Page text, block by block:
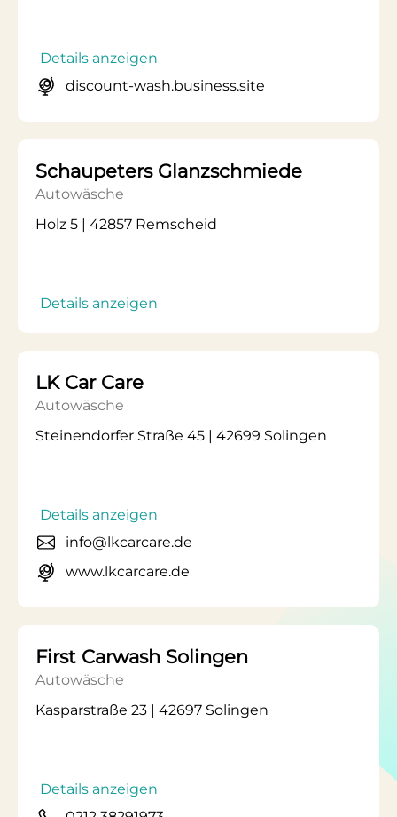
Details anzeigen
discount-wash.business.site
Schaupeters Glanzschmiede
Autowäsche
Holz 5 | 42857 Remscheid
Details anzeigen
LK Car Care
Autowäsche
Steinendorfer Straße 45 | 42699 Solingen
Details anzeigen
info@lkcarcare.de
www.lkcarcare.de
First Carwash Solingen
Autowäsche
Kasparstraße 23 | 42697 Solingen
Details anzeigen